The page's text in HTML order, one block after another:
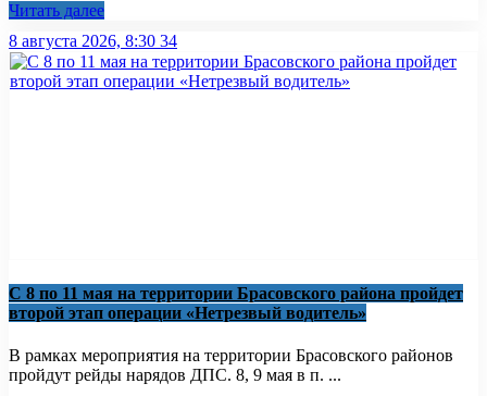
Читать далее
8 августа 2026, 8:30 34
С 8 по 11 мая на территории Брасовского района пройдет
второй этап операции «Нетрезвый водитель»
В рамках мероприятия на территории Брасовского районов
пройдут рейды нарядов ДПС. 8, 9 мая в п. ...